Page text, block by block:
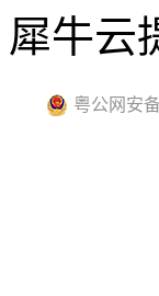
犀牛云
粤公网安